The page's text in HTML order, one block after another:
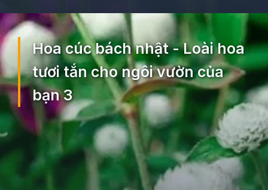
Đang mở https://ocopaz.vn/hoa-cuc-bach-nhat-271
Hoa cúc bách nhật - Loài hoa
tươi tắn cho ngôi vườn của
bạn 3